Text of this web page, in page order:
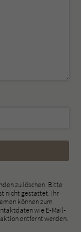
zu löschen. Bitte
nicht gestattet. Ihr
können zum
wie E-Mail-
entfernt werden.